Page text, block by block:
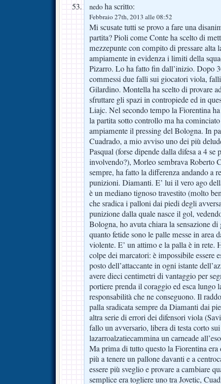
nedo ha scritto:
Febbraio 27th, 2013 alle 08:52
Mi scusate tutti se provo a fare una
partita? Pioli come Conte ha scelto di
mezzepunte con compito di pressare alta
ampiamente in evidenza i limiti della
Pizarro. Lo ha fatto fin dall’inizio. Dopo
commessi due falli sui giocatori viola,
Gilardino. Montella ha scelto di provare
sfruttare gli spazi in contropiede ed in
Liajc. Nel secondo tempo la Fiorentina
la partita sotto controllo ma ha
ampiamente il pressing del Bologna. In
Cuadrado, a mio avviso uno dei più
Pasqual (forse dipende dalla difesa a 4 se
involvendo?), Morleo sembrava Roberto
sempre, ha fatto la differenza andando a
punizioni. Diamanti. E’ lui il vero ago
è un mediano tignoso travestito (molto
che sradica i palloni dai piedi degli
punizione dalla quale nasce il gol,
Bologna, ho avuta chiara la sensazione
quanto fetide sono le palle messe in area
violente. E’ un attimo e la palla è in rete.
colpe dei marcatori: è impossibile essere
posto dell’attaccante in ogni istante
avere dieci centimetri di vantaggio per
portiere prenda il coraggio ed esca lungo
responsabilità che ne conseguono. Il
palla sradicata sempre da Diamanti dai
altra serie di errori dei difensori viola
fallo un avversario, libera di testa corto
lazarroalzatiecammina un carneade
Ma prima di tutto questo la Fiorentina era
più a tenere un pallone davanti e a
essere più sveglio e provare a cambiare
semplice era togliere uno tra Jovetic,